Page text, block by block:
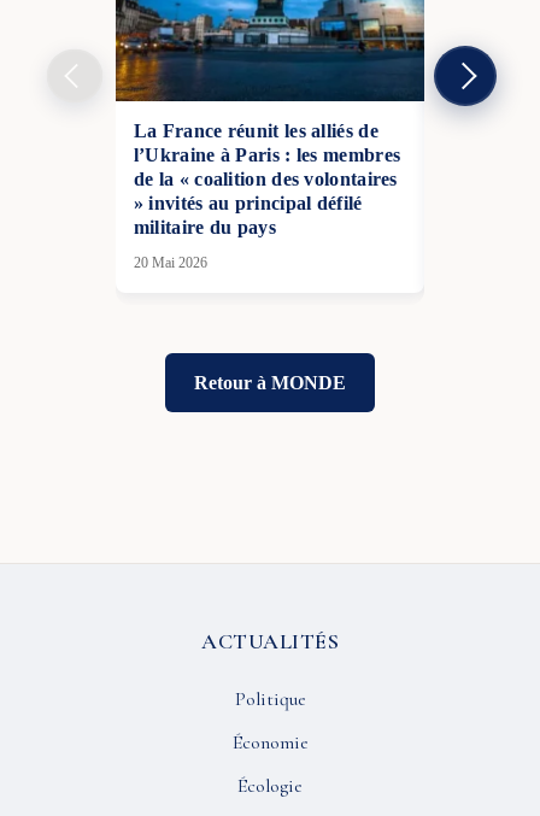
La France réunit les alliés de
l’Ukraine à Paris : les membres
de la « coalition des volontaires
» invités au principal défilé
militaire du pays
20 Mai 2026
Retour à MONDE
ACTUALITÉS
Politique
Économie
Écologie